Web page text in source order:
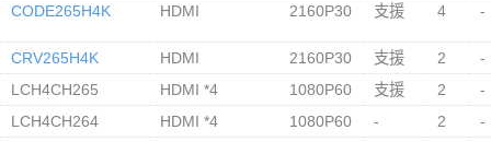
CODE265H4K HDMI 2160P30 支援 4 -
CRV265H4K HDMI 2160P30 支援 2
-
LCH4CH265
HDMI *4 1080P60 支援 2
-
LCH4CH264
HDMI *4 1080P60 - 2
-